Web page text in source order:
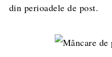
din perioadele de post.